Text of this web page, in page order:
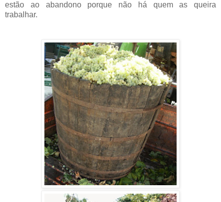
estão ao abandono porque não há quem as queira
trabalhar.